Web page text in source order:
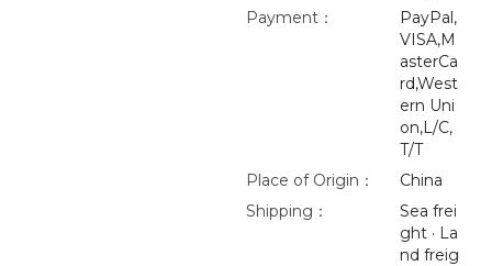
Payment：
PayPal,
VISA,M
asterCa
rd,West
ern Uni
on,L/C,
T/T
Place of Origin：
China
Shipping：
Sea frei
ght · La
nd freig